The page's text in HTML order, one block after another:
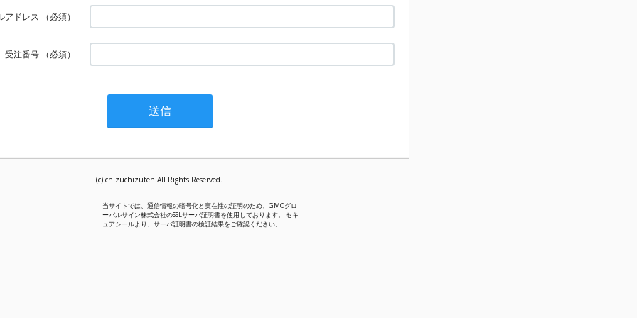
アドレス （必須）
受注番号 （必須）
(c) chizuchizuten All Rights Reserved.
当サイトでは、通信情報の暗号化と実在性の証明のため、GMOグロ
ーバルサイン株式会社のSSLサーバ証明書を使用しております。 セキ
ュアシールより、サーバ証明書の検証結果をご確認ください。